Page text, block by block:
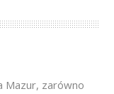
Mazur, zarówno